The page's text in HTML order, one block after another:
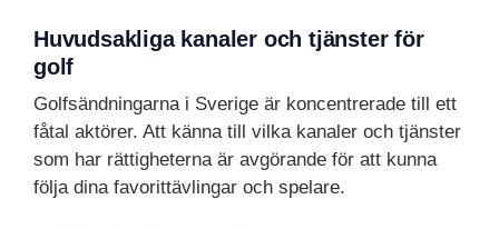
Huvudsakliga kanaler och tjänster för
golf
Golfsändningarna i Sverige är koncentrerade till ett
fåtal aktörer. Att känna till vilka kanaler och tjänster
som har rättigheterna är avgörande för att kunna
följa dina favorittävlingar och spelare.